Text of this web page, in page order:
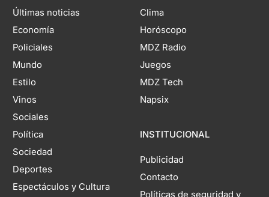
Últimas noticias
Economía
Policiales
Mundo
Estilo
Vinos
Sociales
Política
Sociedad
Deportes
Espectáculos y Cultura
Clima
Horóscopo
MDZ Radio
Juegos
MDZ Tech
Napsix
INSTITUCIONAL
Publicidad
Contacto
Políticas de seguridad y